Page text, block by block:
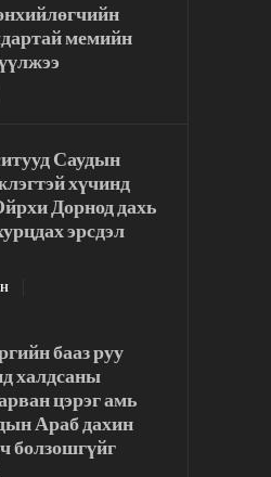
мемийн
Саудын
хүчинд
Дорнод дахь
эрсдэл
бааз руу
халдсаны
цэрэг амь
Араб дахин
болзошгүйг